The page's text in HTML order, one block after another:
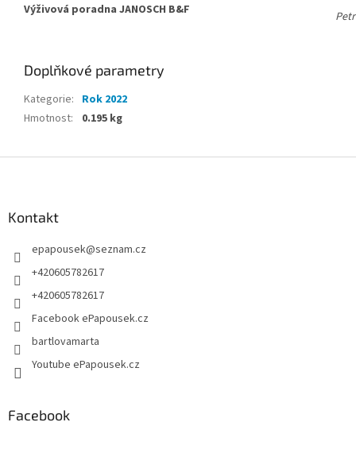
Výživová poradna JANOSCH B&F
Doplňkové parametry
Kategorie: Rok 2022
Hmotnost: 0.195 kg
Kontakt
epapousek@seznam.cz
+420605782617
+420605782617
Facebook ePapousek.cz
bartlovamarta
Youtube ePapousek.cz
Facebook